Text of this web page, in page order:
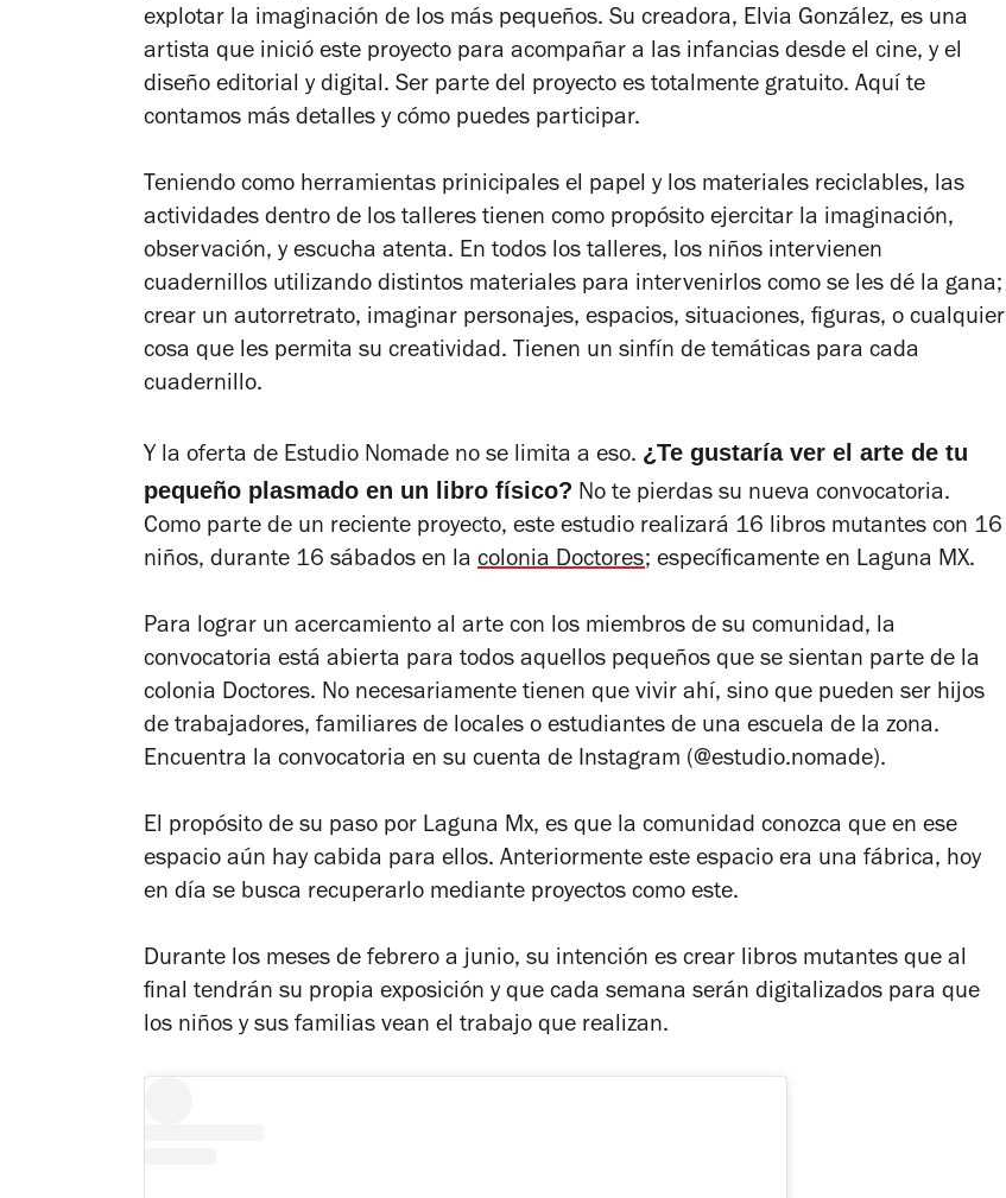
explotar la imaginación de los más pequeños. Su creadora, Elvia González, es una
artista que inició este proyecto para acompañar a las infancias desde el cine, y el
diseño editorial y digital. Ser parte del proyecto es totalmente gratuito. Aquí te
contamos más detalles y cómo puedes participar.
Teniendo como herramientas prinicipales el papel y los materiales reciclables, las
actividades dentro de los talleres tienen como propósito ejercitar la imaginación,
observación, y escucha atenta. En todos los talleres, los niños intervienen
cuadernillos utilizando distintos materiales para intervenirlos como se les dé la gana;
crear un autorretrato, imaginar personajes, espacios, situaciones, figuras, o cualquier
cosa que les permita su creatividad. Tienen un sinfín de temáticas para cada
cuadernillo.
Y la oferta de Estudio Nomade no se limita a eso. ¿Te gustaría ver el arte de tu
pequeño plasmado en un libro físico? No te pierdas su nueva convocatoria.
Como parte de un reciente proyecto, este estudio realizará 16 libros mutantes con 16
niños, durante 16 sábados en la colonia Doctores; específicamente en Laguna MX.
Para lograr un acercamiento al arte con los miembros de su comunidad, la
convocatoria está abierta para todos aquellos pequeños que se sientan parte de la
colonia Doctores. No necesariamente tienen que vivir ahí, sino que pueden ser hijos
de trabajadores, familiares de locales o estudiantes de una escuela de la zona.
Encuentra la convocatoria en su cuenta de Instagram (@estudio.nomade).
El propósito de su paso por Laguna Mx, es que la comunidad conozca que en ese
espacio aún hay cabida para ellos. Anteriormente este espacio era una fábrica, hoy
en día se busca recuperarlo mediante proyectos como este.
Durante los meses de febrero a junio, su intención es crear libros mutantes que al
final tendrán su propia exposición y que cada semana serán digitalizados para que
los niños y sus familias vean el trabajo que realizan.